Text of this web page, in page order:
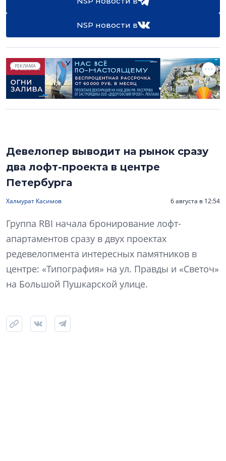
NSP новости в
РЕКЛАМА
Девелопер выводит на рынок сразу
два лофт-проекта в центре
Петербурга
Халмурат Касимов 6 августа в 12:54
Группа RBI начала бронирование лофт-
апартаментов сразу в двух проектах
редевелопмента интересных памятников в
центре: «Типография» на ул. Правды и «Светоч»
на Большой Пушкарской улице.